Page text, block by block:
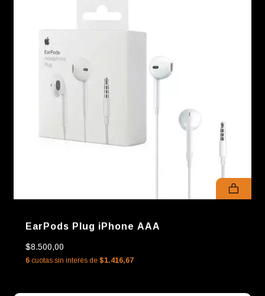
EarPods Plug iPhone AAA
$8.500,00
6 cuotas sin interés de $1.416,67